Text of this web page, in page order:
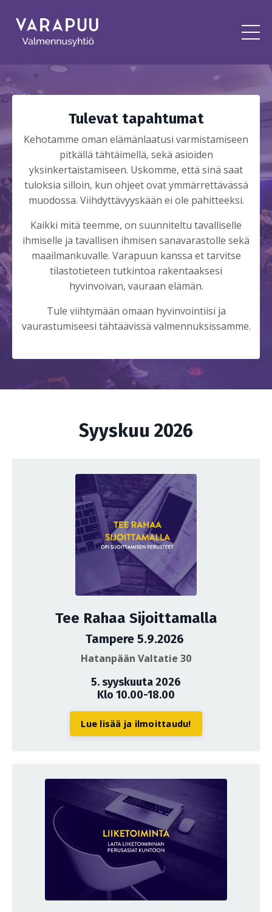
Tulevat tapahtumat
Kehotamme oman elämänlaatusi varmistamiseen
pitkällä tähtäimellä, sekä asioiden
yksinkertaistamiseen. Uskomme, että sinä saat
tuloksia silloin, kun ohjeet ovat ymmärrettävässä
muodossa. Viihdyttävyyskään ei ole pahitteeksi.
Kaikki mitä teemme, on suunniteltu tavalliselle
ihmiselle ja tavallisen ihmisen sanavarastolle sekä
maailmankuvalle. Varapuun kanssa et tarvitse
tilastotieteen tutkintoa rakentaaksesi
hyvinvoivan, vauraan elämän.
Tule viihtymään omaan hyvinvointiisi ja
vaurastumiseesi tähtäävissä valmennuksissamme.
Syyskuu 2026
Tee Rahaa Sijoittamalla
Tampere 5.9.2026
Hatanpään Valtatie 30
5. syyskuuta 2026
Klo 10.00-18.00
Lue lisää ja ilmoittaudu!